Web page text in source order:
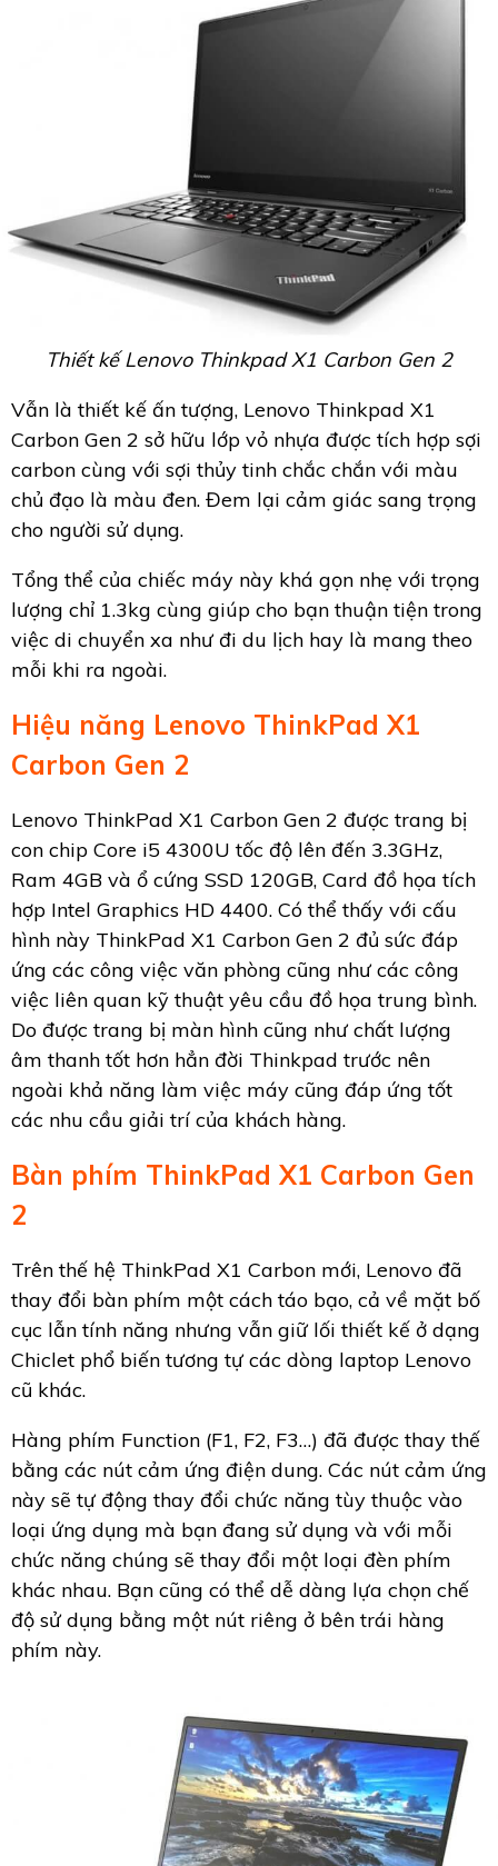
Thiết kế Lenovo Thinkpad X1 Carbon Gen 2
Vẫn là thiết kế ấn tượng, Lenovo Thinkpad X1
Carbon Gen 2 sở hữu lớp vỏ nhựa được tích hợp sợi
carbon cùng với sợi thủy tinh chắc chắn với màu
chủ đạo là màu đen. Đem lại cảm giác sang trọng
cho người sử dụng.
Tổng thể của chiếc máy này khá gọn nhẹ với trọng
lượng chỉ 1.3kg cùng giúp cho bạn thuận tiện trong
việc di chuyển xa như đi du lịch hay là mang theo
mỗi khi ra ngoài.
Hiệu năng Lenovo ThinkPad X1
Carbon Gen 2
Lenovo ThinkPad X1 Carbon Gen 2 được trang bị
con chip Core i5 4300U tốc độ lên đến 3.3GHz,
Ram 4GB và ổ cứng SSD 120GB, Card đồ họa tích
hợp Intel Graphics HD 4400. Có thể thấy với cấu
hình này ThinkPad X1 Carbon Gen 2 đủ sức đáp
ứng các công việc văn phòng cũng như các công
việc liên quan kỹ thuật yêu cầu đồ họa trung bình.
Do được trang bị màn hình cũng như chất lượng
âm thanh tốt hơn hẳn đời Thinkpad trước nên
ngoài khả năng làm việc máy cũng đáp ứng tốt
các nhu cầu giải trí của khách hàng.
Bàn phím ThinkPad X1 Carbon Gen
2
Trên thế hệ ThinkPad X1 Carbon mới, Lenovo đã
thay đổi bàn phím một cách táo bạo, cả về mặt bố
cục lẫn tính năng nhưng vẫn giữ lối thiết kế ở dạng
Chiclet phổ biến tương tự các dòng laptop Lenovo
cũ khác.
Hàng phím Function (F1, F2, F3…) đã được thay thế
bằng các nút cảm ứng điện dung. Các nút cảm ứng
này sẽ tự động thay đổi chức năng tùy thuộc vào
loại ứng dụng mà bạn đang sử dụng và với mỗi
chức năng chúng sẽ thay đổi một loại đèn phím
khác nhau. Bạn cũng có thể dễ dàng lựa chọn chế
độ sử dụng bằng một nút riêng ở bên trái hàng
phím này.